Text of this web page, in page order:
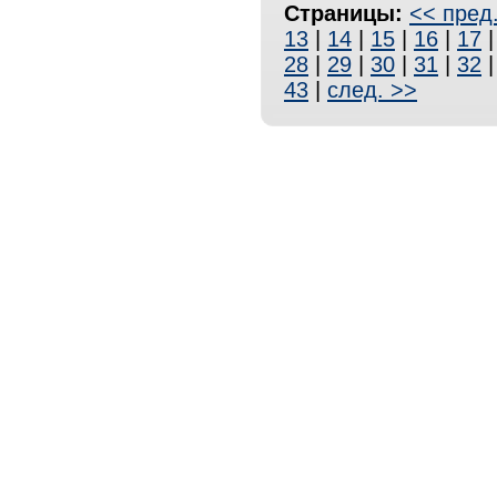
Страницы: <<
13
14 15 16 17
28
29 30 31 32
43
след. >>